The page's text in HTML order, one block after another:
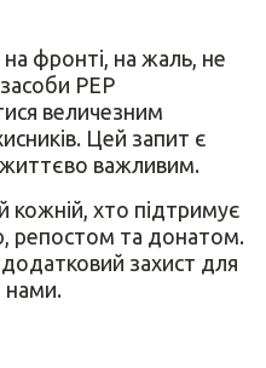
на фронті, на жаль, не
РЕР
величезним
Цей запит є
важливим.
хто підтримує
репостом та донатом.
захист для
нами.